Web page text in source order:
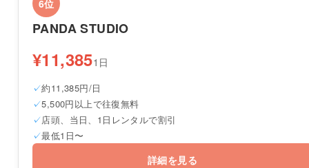
6位
PANDA STUDIO
¥11,3851日
約11,385円/日
5,500円以上で往復無料
店頭、当日、1日レンタルで割引
最低1日〜
詳細を見る